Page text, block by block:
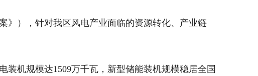
），针对我区风电产业面临的资源转化、产业链
机规模达1509万千瓦，新型储能装机规模稳居全国